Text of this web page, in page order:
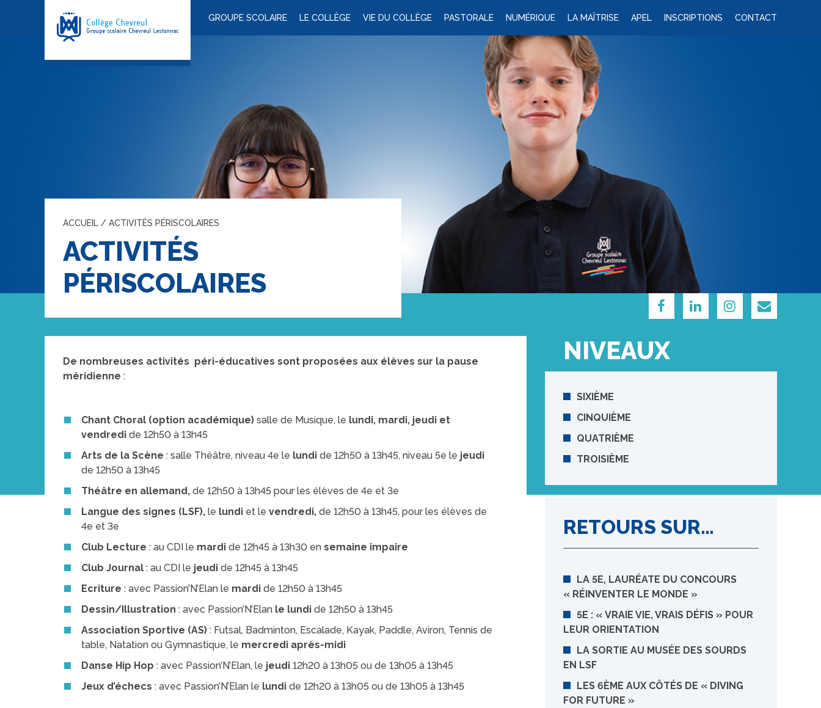
GROUPE SCOLAIRE LE COLLÈGE VIE DU COLLÈGE PASTORALE NUMÉRIQUE LA MAÎTRISE APEL INSCRIPTIONS CONTACT
ACCUEIL / ACTIVITÉS PÉRISCOLAIRES
ACTIVITÉS
PÉRISCOLAIRES
De nombreuses activités péri-éducatives sont proposées aux élèves sur la pause
méridienne :
Chant Choral (option académique)salle de Musique, le lundi, mardi, jeudi et
vendredi de 12h50 à 13h45
Arts de la Scène : salle Théâtre, niveau 4e le lundi de 12h50 à 13h45, niveau 5e le jeudi
de 12h50 à 13h45
Théâtre en allemand, de 12h50 à 13h45 pour les élèves de 4e et 3e
Langue des signes (LSF),le lundi et le vendredi, de 12h50 à 13h45, pour les élèves de
4e et 3e
Club Lecture : au CDI le mardi de 12h45 à 13h30 en semaine impaire
Club Journal: au CDI le jeudide 12h45 à 13h45
Ecriture : avec Passion’N’Elan le mardi de 12h50 à 13h45
Dessin/Illustration : avec Passion’N’Elan le lundi de 12h50 à 13h45
Association Sportive (AS): Futsal, Badminton, Escalade, Kayak, Paddle, Aviron, Tennis de
table, Natation ou Gymnastique, le mercredi après-midi
Danse Hip Hop : avec Passion’N’Elan, le jeudi12h20 à 13h05 ou de 13h05 à 13h45
Jeux d’échecs : avec Passion’N’Elan le lundide 12h20 à 13h05 ou de 13h05 à 13h45
NIVEAUX
SIXIÈME
CINQUIÈME
QUATRIÈME
TROISIÈME
RETOURS SUR…
LA 5E, LAURÉATE DU CONCOURS
« RÉINVENTER LE MONDE »
5E : « VRAIE VIE, VRAIS DÉFIS » POUR
LEUR ORIENTATION
LA SORTIE AU MUSÉE DES SOURDS
EN LSF
LES 6ÈME AUX CÔTÉS DE « DIVING
FOR FUTURE »